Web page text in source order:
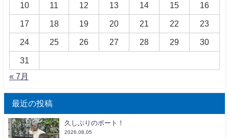
10 11 12 13 14 15 16
17 18 19 20 21 22 23
24 25 26 27 28 29 30
31
« 7月
最近の投稿
久しぶりのボート！
2026.08.05